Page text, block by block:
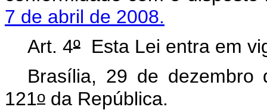
7 de abril de 2008.
Art. 4ºEsta Lei entra em
Brasília, 29 de dezembro
121o da República.